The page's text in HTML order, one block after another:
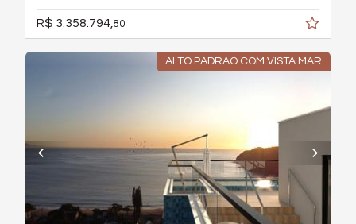
R$ 3.358.794, 80
ALTO PADRÃO COM VISTA MAR